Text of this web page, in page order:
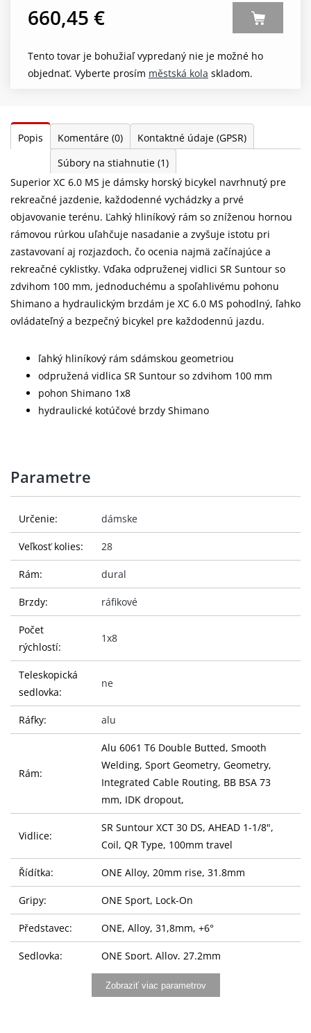
660,45 €
Tento tovar je bohužiaľ vypredaný nie je možné ho
objednať. Vyberte prosím městská kola skladom.
Popis Komentáre (0)
Kontaktné údaje (GPSR)
Súbory na stiahnutie (1)
Superior XC 6.0 MS je dámsky horský bicykel navrhnutý pre
rekreačné jazdenie, každodenné vychádzky a prvé
objavovanie terénu. Ľahký hliníkový rám so zníženou hornou
rámovou rúrkou uľahčuje nasadanie a zvyšuje istotu pri
zastavovaní aj rozjazdoch, čo ocenia najmä začínajúce a
rekreačné cyklistky. Vďaka odpruženej vidlici SR Suntour so
zdvihom 100 mm, jednoduchému a spoľahlivému pohonu
Shimano a hydraulickým brzdám je XC 6.0 MS pohodlný, ľahko
ovládateľný a bezpečný bicykel pre každodennú jazdu.
ľahký hliníkový rám sdámskou geometriou
odpružená vidlica SR Suntour so zdvihom 100 mm
pohon Shimano 1x8
hydraulické kotúčové brzdy Shimano
Parametre
Určenie: dámske
Veľkosť kolies: 28
Rám: dural
Brzdy: ráfikové
Počet
rýchlostí:
1x8
Teleskopická
sedlovka:
ne
Ráfky: alu
Rám:
Alu 6061 T6 Double Butted, Smooth
Welding, Sport Geometry, Geometry,
Integrated Cable Routing, BB BSA 73
mm, IDK dropout,
Vidlice:
SR Suntour XCT 30 DS, AHEAD 1-1/8",
Coil, QR Type, 100mm travel
Řídítka: ONE Alloy, 20mm rise, 31.8mm
Gripy: ONE Sport, Lock-On
Představec: ONE, Alloy, 31,8mm, +6°
Sedlovka: ONE Sport, Alloy, 27.2mm
Selle Royal Sport Wide
Zobraziť viac parametrov